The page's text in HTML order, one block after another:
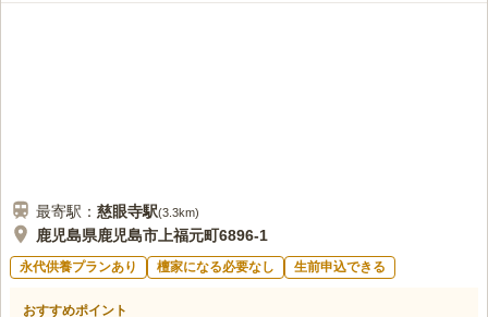
最寄駅： 慈眼寺駅(3.3km)
鹿児島県鹿児島市上福元町6896-1
永代供養プランあり 檀家になる必要なし 生前申込できる
おすすめポイント